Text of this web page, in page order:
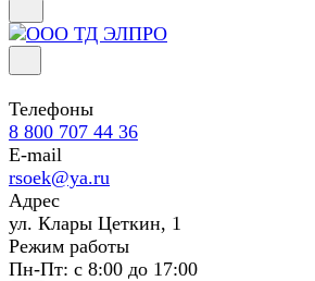
Телефоны
8 800 707 44 36
E-mail
rsoek@ya.ru
Адрес
ул. Клары Цеткин, 1
Режим работы
Пн-Пт: с 8:00 до 17:00